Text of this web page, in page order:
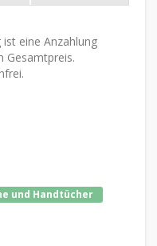
eine Anzahlung
Gesamtpreis.
und Handtücher